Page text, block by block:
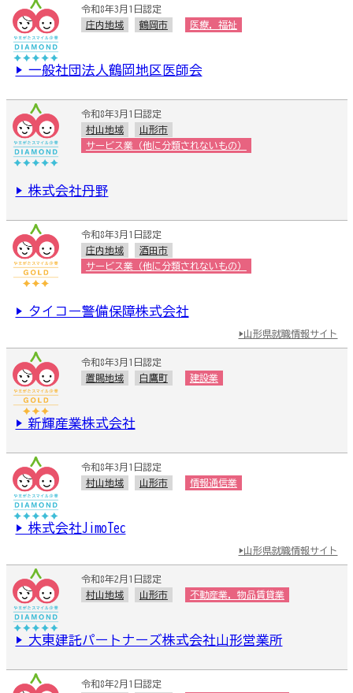
令和8年3月1日認定
庄内地域
鶴岡市 医療，福祉
▶ 一般社団法人鶴岡地区医師会
令和8年3月1日認定
村山地域
山形市
サービス業（他に分類されないもの）
▶ 株式会社丹野
令和8年3月1日認定
庄内地域
酒田市
サービス業（他に分類されないもの）
▶ タイコー警備保障株式会社
▶山形県就職情報サイト
令和8年3月1日認定
置賜地域
白鷹町 建設業
▶ 新輝産業株式会社
令和8年3月1日認定
村山地域
山形市 情報通信業
▶ 株式会社JimoTec
▶山形県就職情報サイト
令和8年2月1日認定
村山地域
山形市 不動産業，物品賃貸業
▶ 大東建託パートナーズ株式会社山形営業所
令和8年2月1日認定